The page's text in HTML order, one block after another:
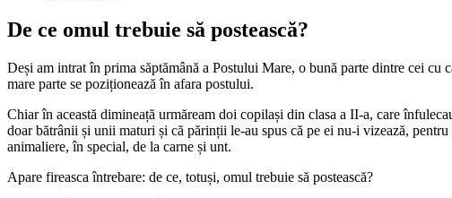
De ce omul trebuie să postească?
Deși am intrat în prima săptămână a Postului Mare, o bună parte dintre cei
mare parte se poziționează în afara postului.
Chiar în această dimineață urmăream doi copilași din clasa a II-a, care
doar bătrânii și unii maturi și că părinții le-au spus că pe ei nu-i vizează,
animaliere, în special, de la carne și unt.
Apare fireasca întrebare: de ce, totuși, omul trebuie să postească?